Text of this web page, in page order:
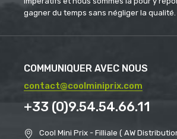
gagner du temps sans négliger la qualité.
COMMUNIQUER AVEC NOUS
contact@coolminiprix.com
+33 (0)9.54.54.66.11
Cool Mini Prix - Filliale ( AW